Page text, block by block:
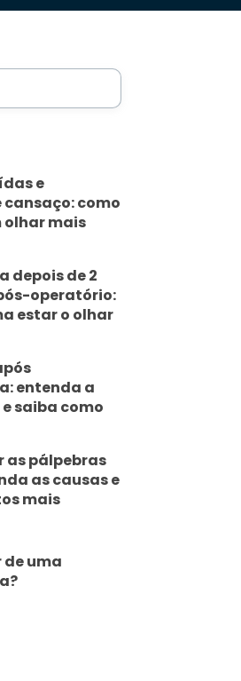
e
como
olhar mais
depois de 2
operatório:
estar o olhar
entenda a
saiba como
as pálpebras
as causas e
mais
de uma